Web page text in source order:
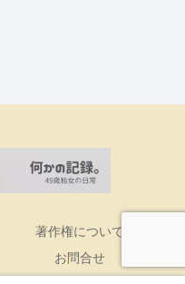
著作権について
お問合せ